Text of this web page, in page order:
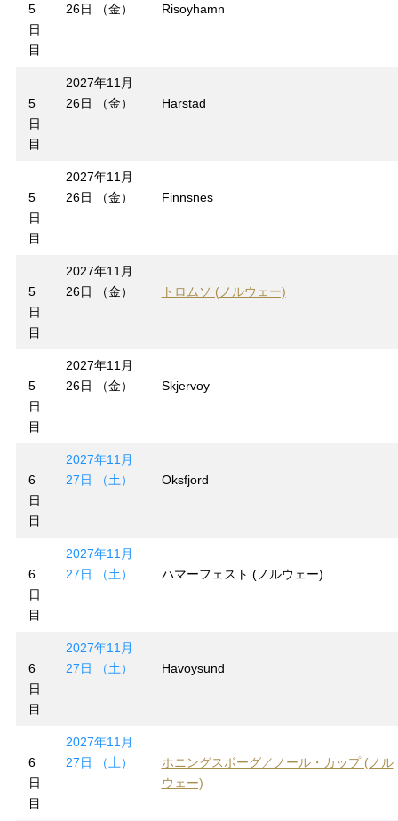
5
日
目
26日 （金）
Risoyhamn
5
日
目
2027年11月
26日 （金）
Harstad
5
日
目
2027年11月
26日 （金）
Finnsnes
5
日
目
2027年11月
26日 （金）
トロムソ (ノルウェー)
5
日
目
2027年11月
26日 （金）
Skjervoy
6
日
目
2027年11月
27日 （土）
Oksfjord
6
日
目
2027年11月
27日 （土）
ハマーフェスト (ノルウェー)
6
日
目
2027年11月
27日 （土）
Havoysund
6
日
目
2027年11月
27日 （土）
ホニングスボーグ／ノール・カップ (ノル
ウェー)